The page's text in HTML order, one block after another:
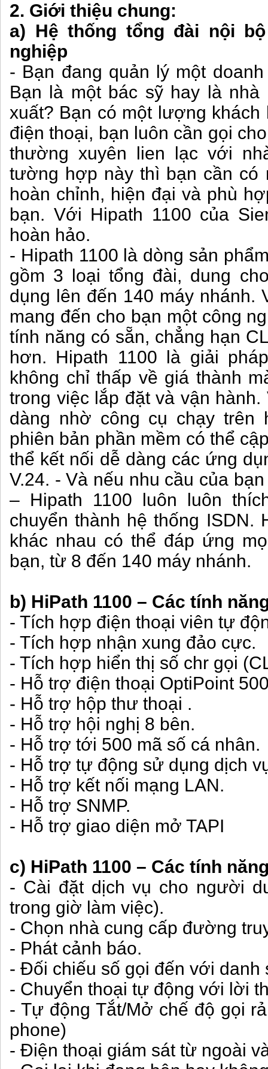
2. Giới thiệu chung:
a) Hệ thống tổng đài nội
nghiệp
- Bạn đang quản lý một
Bạn là một bác sỹ hay là
xuất? Bạn có một lượng
điện thoại, bạn luôn cần gọi
thường xuyên lien lạc với
tường hợp này thì bạn cần có
hoàn chỉnh, hiện đại và phù
bạn. Với Hipath 1100 của
hoàn hảo.
- Hipath 1100 là dòng sản
gồm 3 loại tổng đài, dung
dụng lên đến 140 máy nhánh.
mang đến cho bạn một công
tính năng có sẵn, chẳng hạn
hơn. Hipath 1100 là giải
không chỉ thấp về giá thành
trong việc lắp đặt và vận
dàng nhờ công cụ chạy trên
phiên bản phần mềm có thể
thể kết nối dễ dàng các ứng
V.24. - Và nếu nhu cầu của
– Hipath 1100 luôn luôn
chuyển thành hệ thống ISDN.
khác nhau có thể đáp ứng
bạn, từ 8 đến 140 máy nhánh.
b) HiPath 1100 – Các tính
- Tích hợp điện thoại viên tự
- Tích hợp nhận xung đảo cực.
- Tích hợp hiển thị số chr gọi
- Hỗ trợ điện thoại OptiPoint
- Hỗ trợ hộp thư thoại .
- Hỗ trợ hội nghị 8 bên.
- Hỗ trợ tới 500 mã số cá nhân.
- Hỗ trợ tự động sử dụng dịch
- Hỗ trợ kết nối mạng LAN.
- Hỗ trợ SNMP.
- Hỗ trợ giao diện mở TAPI
c) HiPath 1100 – Các tính
- Cài đặt dịch vụ cho người
trong giờ làm việc).
- Chọn nhà cung cấp đường
- Phát cảnh báo.
- Đối chiếu số gọi đến với danh
- Chuyển thoại tự động với lời
- Tự động Tắt/Mở chế độ gọi
phone)
- Điện thoại giám sát từ ngoài